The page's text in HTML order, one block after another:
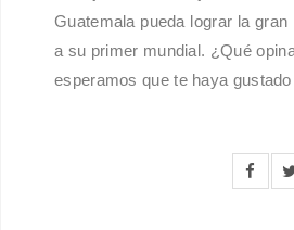
Guatemala pueda lograr la
a su primer mundial. ¿Qué
esperamos que te haya